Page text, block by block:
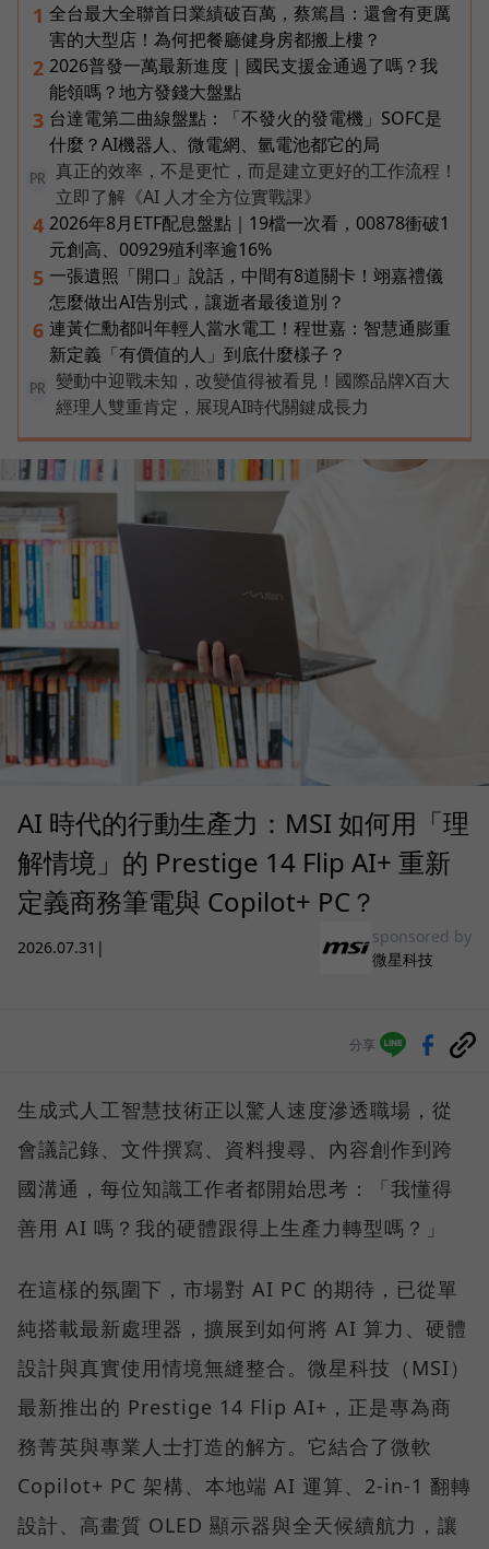
1 全台最大全聯首日業績破百萬，蔡篤昌：還會有更厲
害的大型店！為何把餐廳健身房都搬上樓？
2 2026普發一萬最新進度｜國民支援金通過了嗎？我
能領嗎？地方發錢大盤點
3 台達電第二曲線盤點：「不發火的發電機」SOFC是
什麼？AI機器人、微電網、氫電池都它的局
PR
真正的效率，不是更忙，而是建立更好的工作流程！
立即了解《AI 人才全方位實戰課》
4 2026年8月ETF配息盤點｜19檔一次看，00878衝破1
元創高、00929殖利率逾16%
5 一張遺照「開口」說話，中間有8道關卡！翊嘉禮儀
怎麼做出AI告別式，讓逝者最後道別？
6 連黃仁勳都叫年輕人當水電工！程世嘉：智慧通膨重
新定義「有價值的人」到底什麼樣子？
PR
變動中迎戰未知，改變值得被看見！國際品牌X百大
經理人雙重肯定，展現AI時代關鍵成長力
AI 時代的行動生產力：MSI 如何用「理
解情境」的 Prestige 14 Flip AI+ 重新
定義商務筆電與 Copilot+ PC？
2026.07.31 |
sponsored by
微星科技
分享
生成式人工智慧技術正以驚人速度滲透職場，從
會議記錄、文件撰寫、資料搜尋、內容創作到跨
國溝通，每位知識工作者都開始思考：「我懂得
善用 AI 嗎？我的硬體跟得上生產力轉型嗎？」
在這樣的氛圍下，市場對 AI PC 的期待，已從單
純搭載最新處理器，擴展到如何將 AI 算力、硬體
設計與真實使用情境無縫整合。微星科技（MSI）
最新推出的 Prestige 14 Flip AI+，正是專為商
務菁英與專業人士打造的解方。它結合了微軟
Copilot+ PC 架構、本地端 AI 運算、2-in-1 翻轉
設計、高畫質 OLED 顯示器與全天候續航力，讓